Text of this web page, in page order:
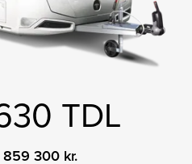
TDL
300 kr.